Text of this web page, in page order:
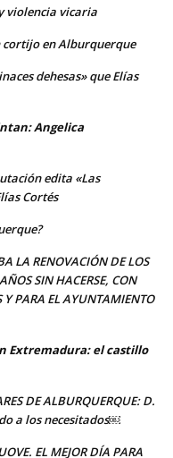
violencia vicaria
cortijo en Alburquerque
dehesas» que Elías
Angelica
edita «Las
Cortés
LA RENOVACIÓN DE LOS
SIN HACERSE, CON
Y PARA EL AYUNTAMIENTO
Extremadura: el castillo
DE ALBURQUERQUE: D.
a los necesitados￼
EL MEJOR DÍA PARA